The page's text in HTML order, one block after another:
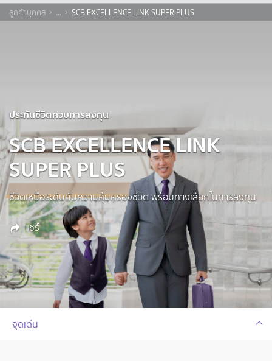
ลูกค้าบุคคล ... SCB EXCELLENCE LINK SUPER PLUS
ประกันชีวิตควบการลงทุน
SCB EXCELLENCE LINK
SUPER PLUS
ชีวิตเหนือระดับกับความคุ้มครองชีวิต พร้อมทางเลือกในการลงทุน
แชร์
จุดเด่น